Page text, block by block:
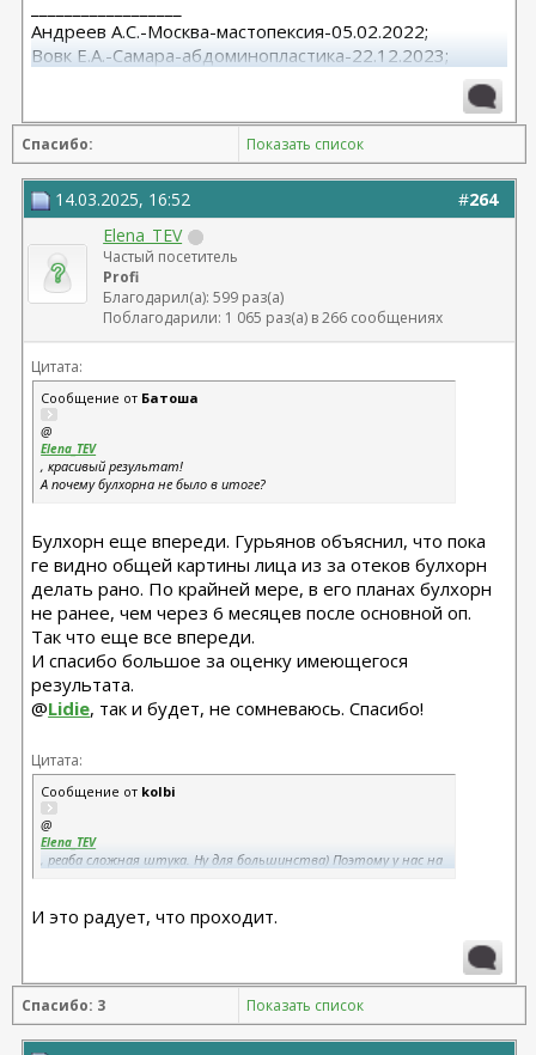
Андреев А.С.-Москва-мастопексия-05.02.2022;
Вовк Е.А.-Самара-абдоминопластика-22.12.2023;
Спасибо: Показать список
#264
14.03.2025, 16:52
Elena_TEV
Частый посетитель
Profi
Благодарил(а): 599 раз(а)
Поблагодарили: 1 065 раз(а) в 266 сообщениях
Цитата:
Сообщение от Батоша
@
Elena_TEV
, красивый результат!
А почему булхорна не было в итоге?
Булхорн еще впереди. Гурьянов объяснил, что пока
ге видно общей картины лица из за отеков булхорн
делать рано. По крайней мере, в его планах булхорн
не ранее, чем через 6 месяцев после основной оп.
Так что еще все впереди.
И спасибо большое за оценку имеющегося
результата.
@Lidie, так и будет, не сомневаюсь. Спасибо!
Цитата:
Сообщение от kolbi
@
Elena_TEV
, реаба сложная штука. Ну для большинства) Поэтому у нас на
ними месяцы ожидания, мучения с отёками, переживания за швы
и прочие радости. Это всё проходит)
И это радует, что проходит.
Спасибо: 3 Показать список